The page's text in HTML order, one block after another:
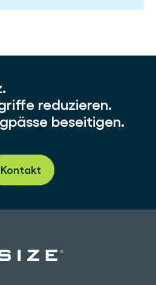
reduzieren.
beseitigen.
Kontakt